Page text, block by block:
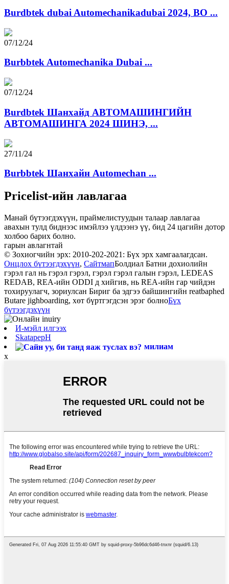
Burdbtek dubai Automechanikadubai 2024, BO ...
07/12/24
Burbbtek Automechanika Dubai ...
07/12/24
Burdbtek Шанхайд АВТОМАШИНГИЙН
АВТОМАШИНГА 2024 ШИНЭ, ...
27/11/24
Burbbtek Шанхайн Automechan ...
Pricelist-ийн лавлагаа
Манай бүтээгдэхүүн, праймелистуудын талаар лавлагаа
авахын тулд биднээс имэйлээ үлдээнэ үү, бид 24 цагийн дотор
холбоо барих болно.
гарын авлагнтай
© Зохиогчийн эрх: 2010-202-2021: Бүх эрх хамгаалагдсан.
Онцлох бүтээгдэхүүн, СайтмапБолдиал Батни дохиолийн
гэрэл гал нь гэрэл гэрэл, гэрэл гэрэл галын гэрэл, LEDEAS
REDAB, REA-ийн ODDI д хийгив, нь REA-ийн гар чийдэн
тохируулагч, зориулсан Бириг ба эдгээ байшингийн reatbaphed
Butare jighboarding, хөт бүртгэгдсэн эрэг болноБүх
бүтээгдэхүүн
И-мэйл илгээх
SkatapepH
милиам
x